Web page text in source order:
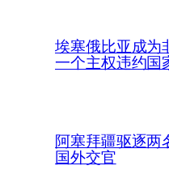
埃塞俄比亚成为
一个主权违约国
阿塞拜疆驱逐两
国外交官